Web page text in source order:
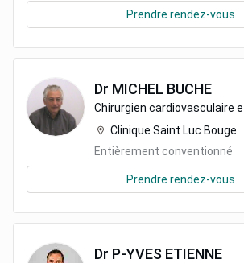
Prendre rendez-vous
Dr MICHEL BUCHE
Chirurgien cardiovasculaire
Clinique Saint Luc Bouge
Entièrement conventionné
Prendre rendez-vous
Dr P-YVES ETIENNE